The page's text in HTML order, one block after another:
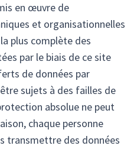
en œuvre de
et organisationnelles
plus complète des
par le biais de ce site
de données par
sujets à des failles de
absolue ne peut
chaque personne
transmettre des données